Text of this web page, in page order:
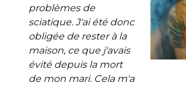
problèmes de
sciatique. J'ai été donc
obligée de rester à la
maison, ce que j'avais
évité depuis la mort
de mon mari. Cela m'a